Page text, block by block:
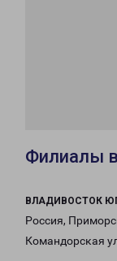
Филиалы
ВЛАДИВОСТОК
Россия,
Командорская